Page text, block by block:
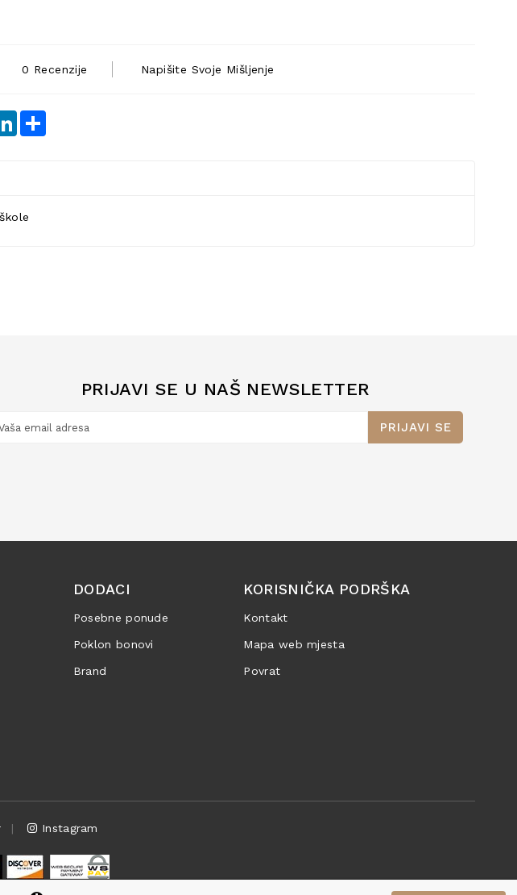
0 Recenzije Napišite Svoje Mišljenje
LinkedIn
PRIJAVI SE U NAŠ NEWSLETTER
PRIJAVI SE
DODACI
Posebne ponude
Poklon bonovi
Brand
KORISNIČKA PODRŠKA
Kontakt
Mapa web mjesta
Povrat
Instagram